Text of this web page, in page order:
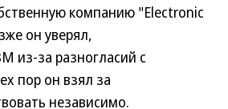
компанию "Electronic
он уверял,
из-за разногласий с
пор он взял за
независимо.